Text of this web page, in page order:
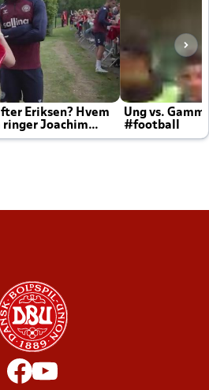
Eriksen? Hvem
ringer Joachim
Ung vs.
#football